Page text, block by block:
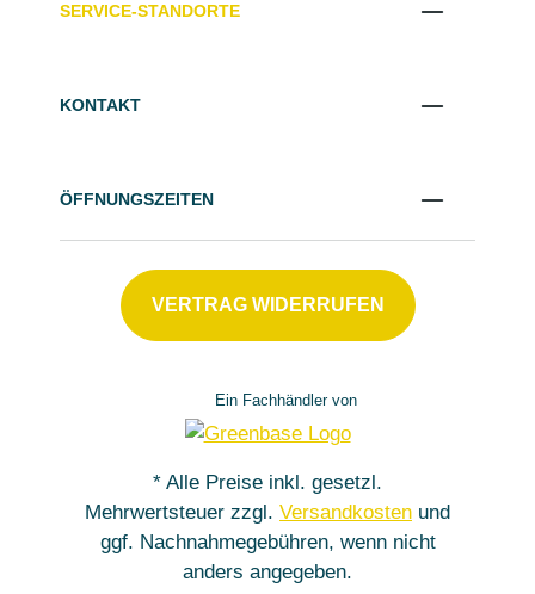
SERVICE-STANDORTE
KONTAKT
ÖFFNUNGSZEITEN
VERTRAG WIDERRUFEN
Ein Fachhändler von
* Alle Preise inkl. gesetzl.
Mehrwertsteuer zzgl. Versandkosten und
ggf. Nachnahmegebühren, wenn nicht
anders angegeben.